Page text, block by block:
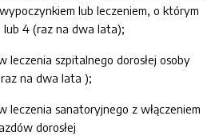
lub leczeniem, o którym
4 (raz na dwa lata);
leczenia szpitalnego dorosłej osoby
na dwa lata );
leczenia sanatoryjnego z włączeniem
dorosłej